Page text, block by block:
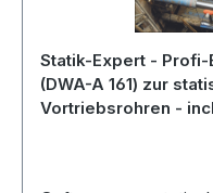
Statik-Expert -
(DWA-A 161) zur
Vortriebsrohren -